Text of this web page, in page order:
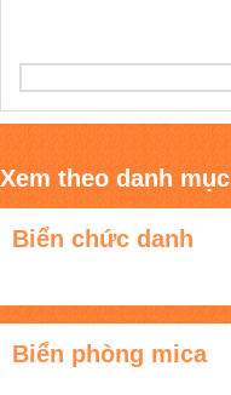
Xem theo danh mục
Biển chức danh
Biển phòng mica